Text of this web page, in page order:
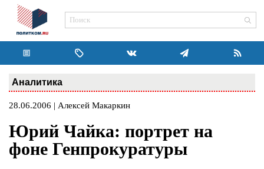
Аналитика
28.06.2006 | Алексей Макаркин
Юрий Чайка: портрет на
фоне Генпрокуратуры